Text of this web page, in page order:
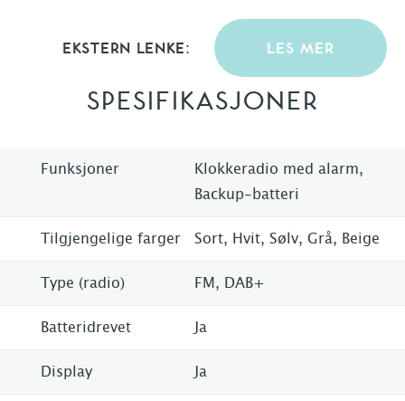
EKSTERN LENKE: LES MER
SPESIFIKASJONER
Funksjoner
Klokkeradio med alarm,
Backup-batteri
Tilgjengelige farger Sort, Hvit, Sølv, Grå, Beige
Type (radio) FM, DAB+
Batteridrevet Ja
Display Ja